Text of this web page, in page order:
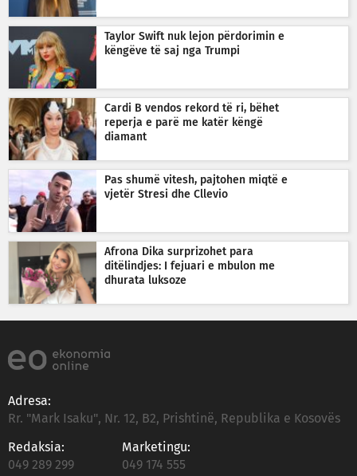
Taylor Swift nuk lejon përdorimin e
këngëve të saj nga Trumpi
Cardi B vendos rekord të ri, bëhet
reperja e parë me katër këngë
diamant
Pas shumë vitesh, pajtohen miqtë e
vjetër Stresi dhe Cllevio
Afrona Dika surprizohet para
ditëlindjes: I fejuari e mbulon me
dhurata luksoze
Adresa:
Rr. "Mark Isaku", Nr. 12, B2, Prishtinë, Republika e Kosovës
Redaksia:
049 289 299
Marketingu:
049 174 555